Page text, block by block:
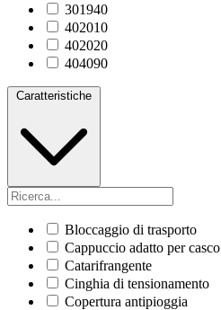
301940
402010
402020
404090
Caratteristiche
Bloccaggio di trasporto
Cappuccio adatto per casco
Catarifrangente
Cinghia di tensionamento
Copertura antipioggia